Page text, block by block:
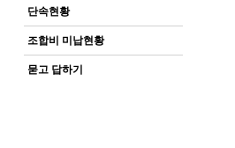
단속현황
조합비 미납현황
묻고 답하기